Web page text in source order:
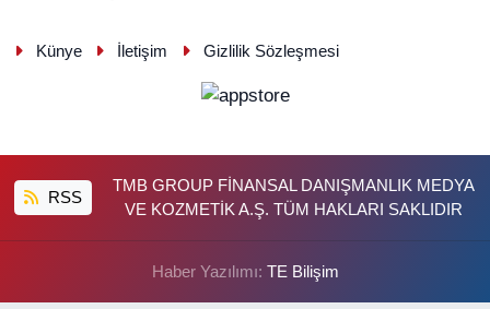
Künye İletişim Gizlilik Sözleşmesi
RSS
TMB GROUP FİNANSAL DANIŞMANLIK MEDYA
VE KOZMETİK A.Ş. TÜM HAKLARI SAKLIDIR
Haber Yazılımı: TE Bilişim